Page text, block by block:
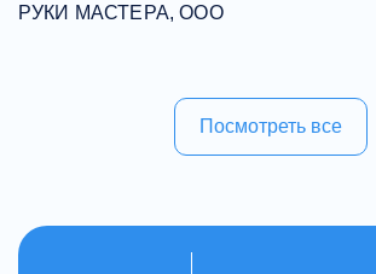
РУКИ МАСТЕРА, ООО
Посмотреть все